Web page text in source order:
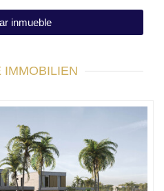
inmueble
IMMOBILIEN